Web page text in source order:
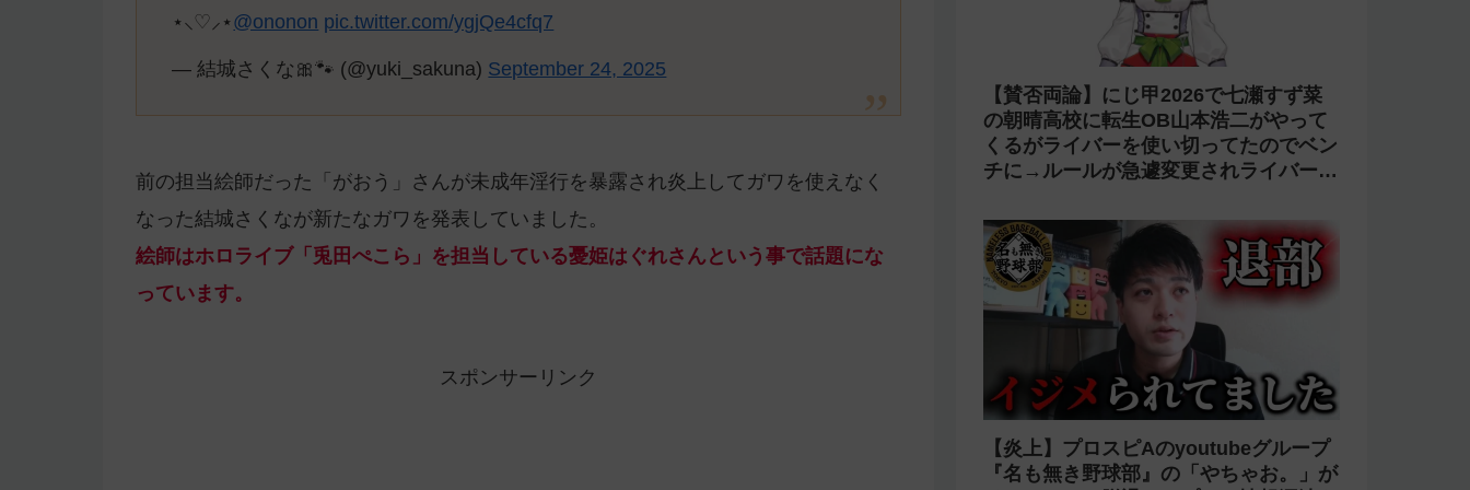
⋆⸜♡⸝‍⋆@ononon pic.twitter.com/ygjQe4cfq7
— 結城さくな🎀🐾 (@yuki_sakuna) September 24, 2025
前の担当絵師だった「がおう」さんが未成年淫行を暴露され炎上してガワを使えなく
なった結城さくなが新たなガワを発表していました。
絵師はホロライブ「兎田ぺこら」を担当している憂姫はぐれさんという事で話題にな
っています。
スポンサーリンク
【賛否両論】にじ甲2026で七瀬すず菜
の朝晴高校に転生OB山本浩二がやって
くるがライバーを使い切ってたのでベン
チに→ルールが急遽変更されライバーの
【炎上】プロスピAのyoutubeグループ
『名も無き野球部』の「やちゃお。」が